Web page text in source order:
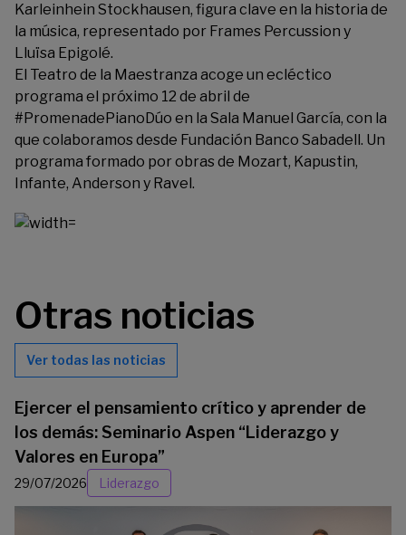
Karleinhein Stockhausen, figura clave en la historia de
la música, representado por Frames Percussion y
Lluïsa Epigolé.
El Teatro de la Maestranza acoge un ecléctico
programa el próximo 12 de abril de
#PromenadePianoDúo en la Sala Manuel García, con la
que colaboramos desde Fundación Banco Sabadell. Un
programa formado por obras de Mozart, Kapustin,
Infante, Anderson y Ravel.
Otras noticias
Ver todas las noticias
Ejercer el pensamiento crítico y aprender de
los demás: Seminario Aspen “Liderazgo y
Valores en Europa”
29/07/2026 Liderazgo